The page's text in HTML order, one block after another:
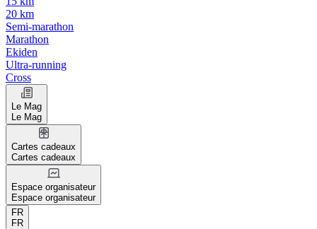
20 km
Semi-marathon
Marathon
Ekiden
Ultra-running
Cross
Le Mag
Le Mag
Cartes cadeaux
Cartes cadeaux
Espace organisateur
Espace organisateur
FR
FR